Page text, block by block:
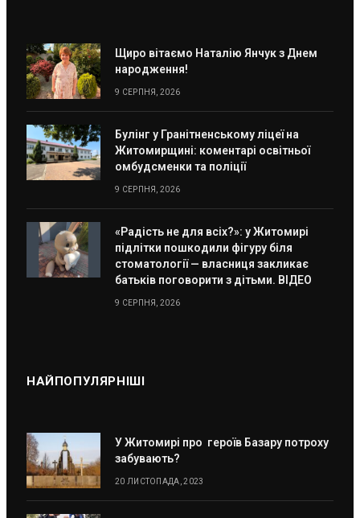
Щиро вітаємо Наталію Янчук з Днем
народження!
9 СЕРПНЯ, 2026
Булінг у Гранітненському ліцеї на
Житомирщині: коментарі освітньої
омбудсменки та поліції
9 СЕРПНЯ, 2026
«Радість не для всіх?»: у Житомирі
підлітки пошкодили фігуру біля
стоматології — власниця закликає
батьків поговорити з дітьми. ВІДЕО
9 СЕРПНЯ, 2026
НАЙПОПУЛЯРНІШІ
У Житомирі про героїв Базару потроху
забувають?
20 ЛИСТОПАДА, 2023